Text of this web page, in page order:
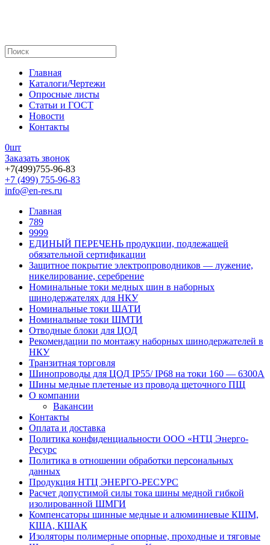
Главная
Каталоги/Чертежи
Опросные листы
Статьи и ГОСТ
Новости
Контакты
0шт
Заказать звонок
+7(499)755-96-83
+7 (499) 755-96-83
info@en-res.ru
Главная
789
9999
ЕДИНЫЙ ПЕРЕЧЕНЬ продукции, подлежащей
обязательной сертификации
Защитное покрытие электропроводников — лужение,
никелирование, серебрение
Номинальные токи медных шин в наборных
шинодержателях для НКУ
Номинальные токи ШАТИ
Номинальные токи ШМТИ
Отводные блоки для ЦОД
Рекомендации по монтажу наборных шинодержателей в
НКУ
Транзитная торговля
Шинопроводы для ЦОД IP55/ IP68 на токи 160 — 6300А
Шины медные плетеные из провода щеточного ПЩ
О компании
Вакансии
Контакты
Оплата и доставка
Политика конфиденциальности ООО «НТЦ Энерго-
Ресурс
Политика в отношении обработки персональных
данных
Продукция НТЦ ЭНЕРГО-РЕСУРС
Расчет допустимой силы тока шины медной гибкой
изолированной ШМГИ
Компенсаторы шинные медные и алюминиевые КШМ,
КША, КШАК
Изоляторы полимерные опорные, проходные и тяговые